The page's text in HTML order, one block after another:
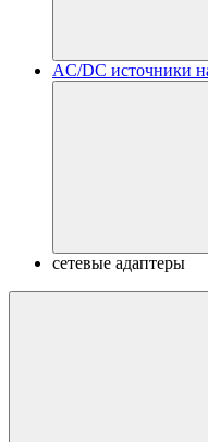
AC/DC источники
сетевые адаптеры